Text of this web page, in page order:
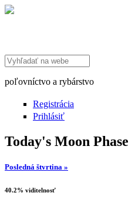
Search this site
poľovníctvo a rybárstvo
Registrácia
Prihlásiť
Today's Moon Phase
Posledná štvrtina »
40.2% viditelnosť